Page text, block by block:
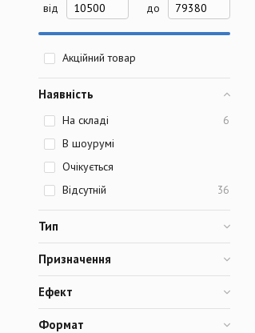
від до
Акційний товар
Наявність
На складі 6
В шоурумі
Очікується
Відсутній
36
Тип
Призначення
Ефект
Формат